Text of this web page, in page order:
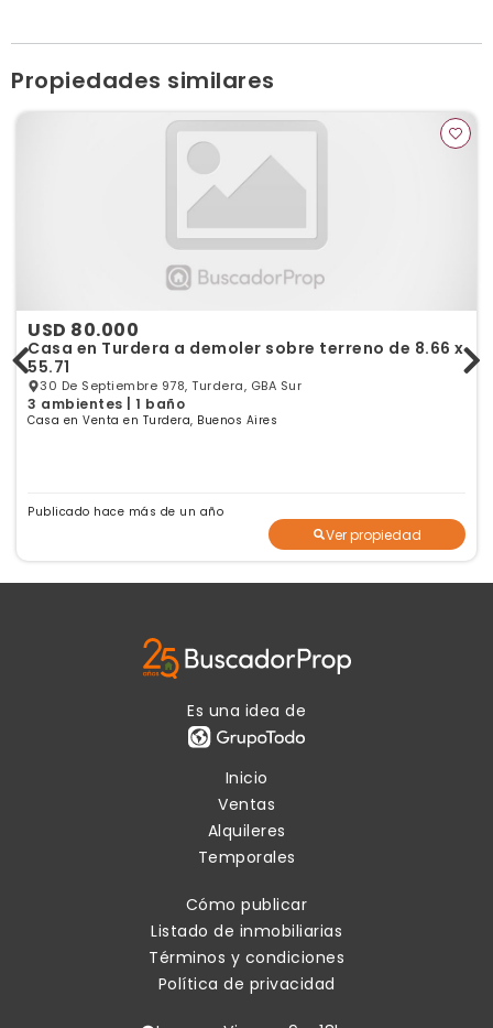
Ver publicaciones de la inmobiliaria
Propiedades similares
USD 80.000
Casa en Turdera a demoler sobre terreno de 8.66 x
55.71
30 De Septiembre 978, Turdera, GBA Sur
3 ambientes | 1 baño
Casa en Venta en Turdera, Buenos Aires
Publicado hace más de un año
Ver propiedad
Es una idea de
Inicio
Ventas
Alquileres
Temporales
Cómo publicar
Listado de inmobiliarias
Términos y condiciones
Política de privacidad